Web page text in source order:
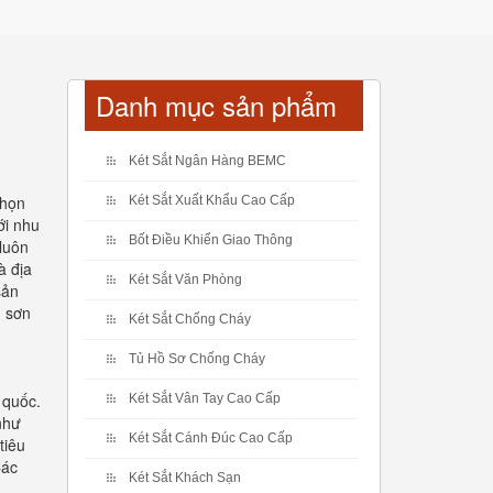
nhu
địa
sơn
Danh mục sản phẩm
Két Sắt Ngân Hàng BEMC
Két Sắt Xuất Khẩu Cao Cấp
Bốt Điều Khiển Giao Thông
Két Sắt Văn Phòng
Két Sắt Chống Cháy
Tủ Hồ Sơ Chống Cháy
Két Sắt Vân Tay Cao Cấp
Két Sắt Cánh Đúc Cao Cấp
Két Sắt Khách Sạn